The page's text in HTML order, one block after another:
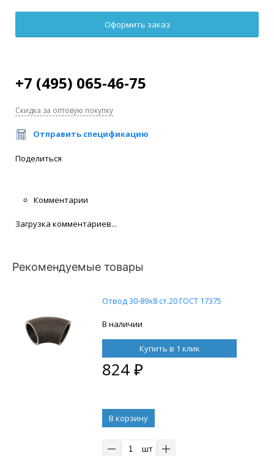
+7 (495) 065-46-75
Скидка за оптовую покупку
Отправить спецификацию
Поделиться
Комментарии
Загрузка комментариев...
Рекомендуемые товары
Отвод 30-89х8 ст.20 ГОСТ 17375
В наличии
Купить в 1 клик
824₽
В корзину
шт